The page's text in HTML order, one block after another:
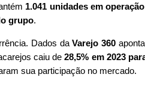
1.041 unidades em
grupo.
Dados daVarejo 360
caiu de28,5% em 2023
sua participação no mercado.